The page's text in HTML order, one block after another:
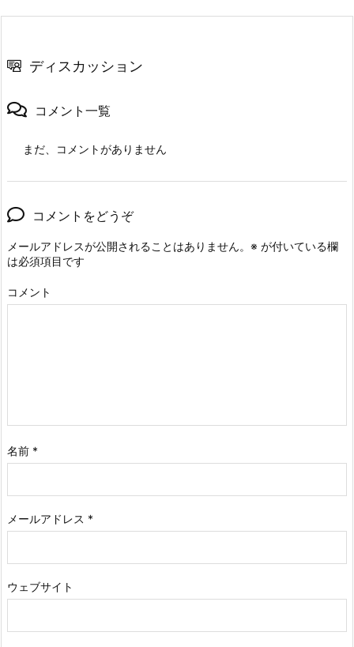
ディスカッション
コメント一覧
まだ、コメントがありません
コメントをどうぞ
メールアドレスが公開されることはありません。 ※ が付いている欄
は必須項目です
コメント
名前 *
メールアドレス *
ウェブサイト